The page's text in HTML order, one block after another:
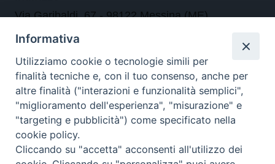
Via Garibaldi, 67 - 98122 Messina (ME)
Orari
da lunedi al venerdi dalle ore 9.30 alle 12.30
Contatti
Tel. 090.6684111 - Fax. 090.6684206
Informativa
Utilizziamo cookie o tecnologie simili per
finalità tecniche e, con il tuo consenso, anche per
altre finalità ("interazioni e funzionalità semplici",
"miglioramento dell'esperienza", "misurazione" e
"targeting e pubblicità") come specificato nella
cookie policy.
Cliccando su "accetta" acconsenti all'utilizzo dei